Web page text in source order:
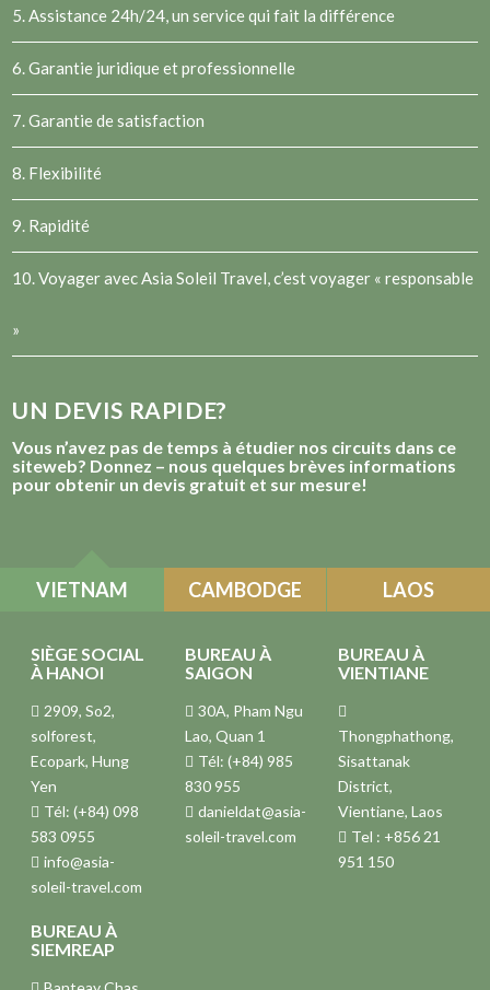
5. Assistance 24h/24, un service qui fait la différence
6. Garantie juridique et professionnelle
7. Garantie de satisfaction
8. Flexibilité
9. Rapidité
10. Voyager avec Asia Soleil Travel, c’est voyager « responsable
»
UN DEVIS RAPIDE?
Vous n’avez pas de temps à étudier nos circuits dans ce
siteweb? Donnez – nous quelques brèves informations
pour obtenir un devis gratuit et sur mesure!
VIETNAM CAMBODGE LAOS
SIÈGE SOCIAL
À HANOI
2909, So2,
solforest,
Ecopark, Hung
Yen
Tél: (+84) 098
583 0955
info@asia-
soleil-travel.com
BUREAU À
SAIGON
30A, Pham Ngu
Lao, Quan 1
Tél: (+84) 985
830 955
danieldat@asia-
soleil-travel.com
BUREAU À
VIENTIANE
Thongphathong,
Sisattanak
District,
Vientiane, Laos
Tel : +856 21
951 150
BUREAU À
SIEMREAP